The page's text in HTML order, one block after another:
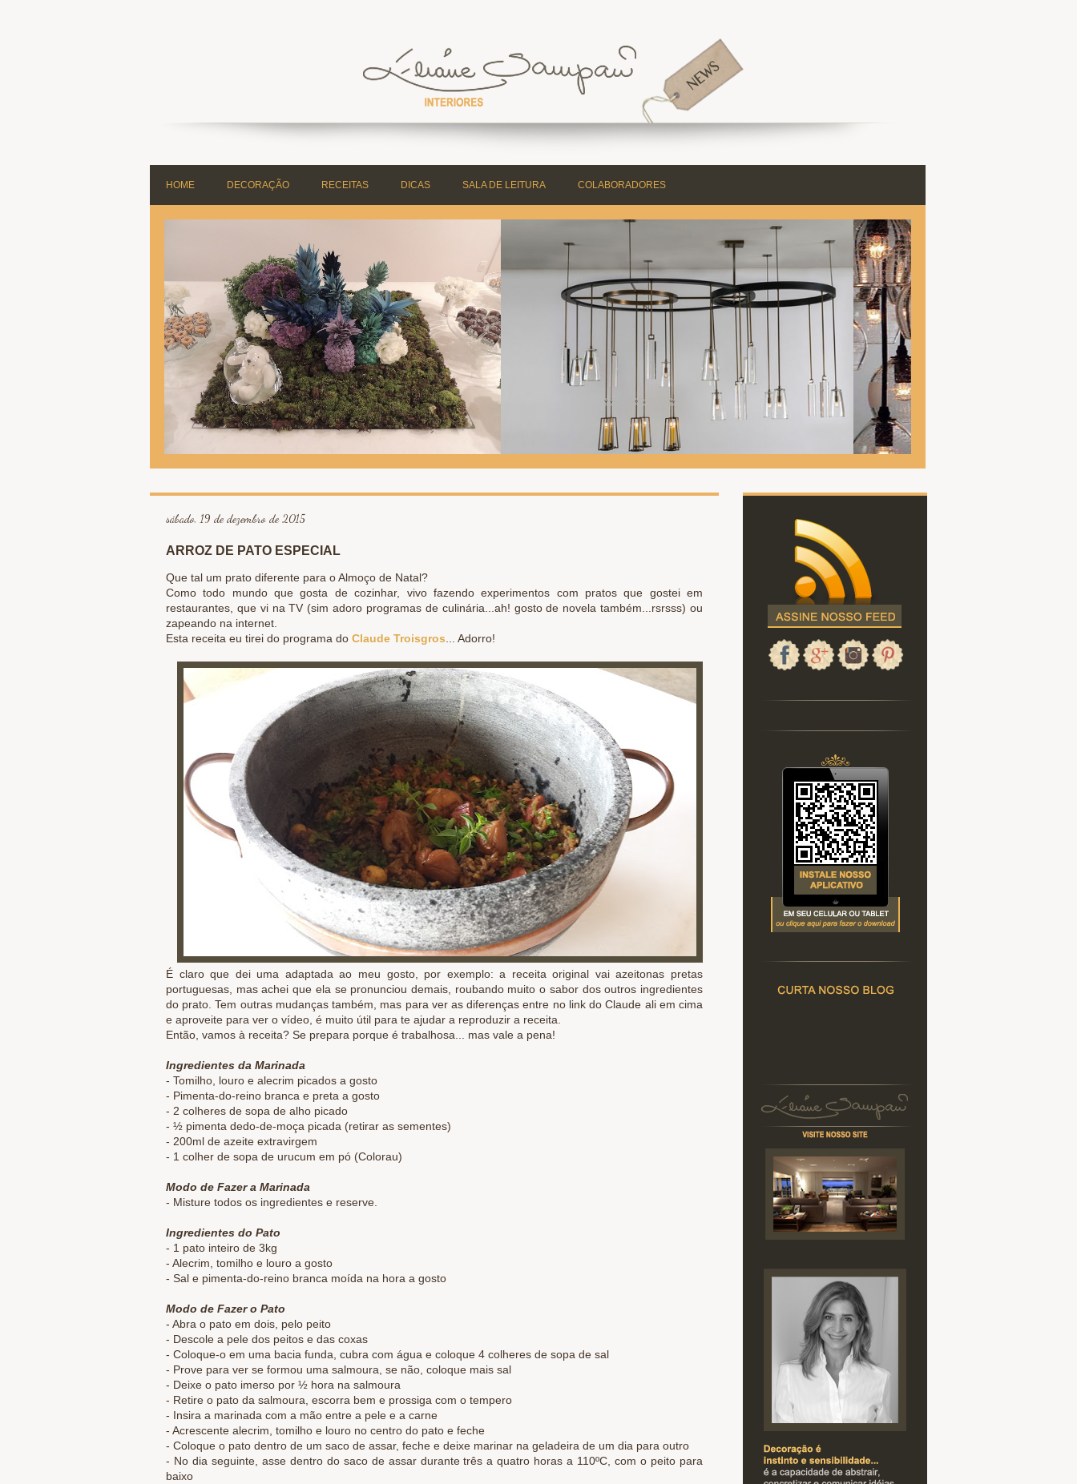
HOME DECORAÇÃO RECEITAS DICAS SALA DE LEITURA COLABORADORES
sábado, 19 de dezembro de 2015
ARROZ DE PATO ESPECIAL
Que tal um prato diferente para o Almoço de Natal?
Como todo mundo que gosta de cozinhar, vivo fazendo experimentos com pratos que gostei em
restaurantes, que vi na TV (sim adoro programas de culinária...ah! gosto de novela também...rsrsss) ou
zapeando na internet.
Esta receita eu tirei do programa do Claude Troisgros ... Adorro!
É claro que dei uma adaptada ao meu gosto, por exemplo: a receita original vai azeitonas pretas
portuguesas, mas achei que ela se pronunciou demais, roubando muito o sabor dos outros ingredientes
do prato. Tem outras mudanças também, mas para ver as diferenças entre no link do Claude ali em cima
e aproveite para ver o vídeo, é muito útil para te ajudar a reproduzir a receita.
Então, vamos à receita? Se prepara porque é trabalhosa...
mas vale a pena!
Ingredientes da Marinada
- Tomilho, louro e alecrim picados a gosto
- Pimenta-do-reino branca e preta a gosto
- 2 colheres de sopa de alho picado
- ½ pimenta dedo-de-moça picada (retirar as sementes)
- 200ml de azeite extravirgem
- 1 colher de sopa de urucum em pó (Colorau)
Modo de Fazer a Marinada
- Misture todos os ingredientes e reserve.
Ingredientes do Pato
- 1 pato inteiro de 3kg
- Alecrim, tomilho e louro a gosto
- Sal e pimenta-do-reino branca moída na hora a gosto
Modo de Fazer o Pato
- Abra o pato em dois, pelo peito
- Descole a pele dos peitos e das coxas
- Coloque-o em uma bacia funda, cubra com água e coloque 4 colheres de sopa de sal
- Prove para ver se formou uma salmoura, se não, coloque mais sal
- Deixe o pato imerso por ½ hora na salmoura
- Retire o pato da salmoura, escorra bem e prossiga com o tempero
- Insira a marinada com a mão entre a pele e a carne
- Acrescente alecrim, tomilho e louro no centro do pato e feche
- Coloque o pato dentro de um saco de assar, feche e deixe marinar na geladeira de um dia para outro
- No dia seguinte, asse dentro do saco de assar durante três a quatro horas a 110ºC, com o peito para
baixo